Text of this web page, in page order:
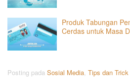
Produk Tabungan
Cerdas untuk Masa
Posting pada Sosial Media, Tips dan Trick